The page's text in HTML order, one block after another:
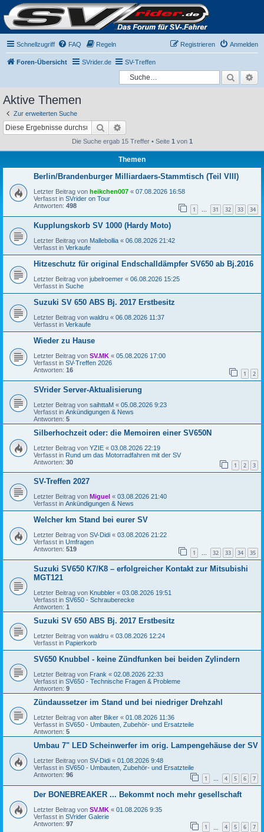
Schnellzugriff FAQ Regeln Anmelden
Registrieren
Foren-Übersicht SVrider.de SV-Treffen
Suche
Aktive Themen
Zur erweiterten Suche
Suche
Die Suche ergab 15 Treffer • Seite 1 von 1
Themen
Berlin/Brandenburger Milliardaers-Stammtisch (Teil VIII)
Letzter Beitrag von heikchen007 « 07.08.2026 16:58
Verfasst in SVrider on Tour
Antworten: 498 1 … 31 32 33 34
Kupplungskorb SV 1000 (Hardy Moto)
Letzter Beitrag von Mallebollia « 06.08.2026 21:42
Verfasst in Verkaufe
Hitzeschutz für original Endschalldämpfer SV650 ab Bj.2016
Letzter Beitrag von jubelroemer « 06.08.2026 15:25
Verfasst in Suche
Suzuki SV 650 ABS Bj. 2017 Erstbesitz
Letzter Beitrag von waldru « 06.08.2026 11:37
Verfasst in Verkaufe
Wieder zu Hause
Letzter Beitrag von SV.MK « 05.08.2026 17:00
Verfasst in SV-Treffen 2026
Antworten: 16 1 2
SVrider Server-Aktualisierung
Letzter Beitrag von saihttaM « 05.08.2026 9:23
Verfasst in Ankündigungen & News
Antworten: 5
Silberhochzeit oder: die Memoiren einer SV650N
Letzter Beitrag von YZIE « 03.08.2026 22:19
Verfasst in Rund um das Motorradfahren mit der SV
Antworten: 30 1 2 3
SV-Treffen 2027
Letzter Beitrag von Miguel « 03.08.2026 21:40
Verfasst in Ankündigungen & News
Welcher km Stand bei eurer SV
Letzter Beitrag von SV-Didi « 03.08.2026 21:22
Verfasst in Umfragen
Antworten: 519 1 … 32 33 34 35
Suzuki SV650 K7/K8 – erfolgreicher Kontakt zur Mitsubishi
MGT121
Letzter Beitrag von Knubbler « 03.08.2026 19:51
Verfasst in SV650 - Schrauberecke
Antworten: 1
Suzuki SV 650 ABS Bj. 2017 Erstbesitz
Letzter Beitrag von waldru « 03.08.2026 12:24
Verfasst in Papierkorb
SV650 Knubbel - keine Zündfunken bei beiden Zylindern
Letzter Beitrag von Frank « 02.08.2026 22:33
Verfasst in SV650 - Technische Fragen & Probleme
Antworten: 9
Zündaussetzer im Stand und bei niedriger Drehzahl
Letzter Beitrag von alter Biker « 01.08.2026 11:36
Verfasst in SV650 - Umbauten, Zubehör- und Ersatzteile
Antworten: 5
Umbau 7" LED Scheinwerfer im orig. Lampengehäuse der SV
Letzter Beitrag von SV-Didi « 01.08.2026 9:48
Verfasst in SV650 - Umbauten, Zubehör- und Ersatzteile
Antworten: 96 1 4 5 6 7
Der BONEBREAKER ... Bekommt noch mehr gesellschaft
Letzter Beitrag von SV.MK « 01.08.2026 9:35
Verfasst in SVrider Galerie
Antworten: 97 1 4 5 6 7